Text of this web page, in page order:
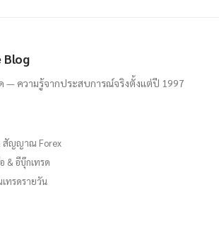
Blog
รด — ความรู้จากประสบการณ์จริงตั้งแต่ปี 1997
สัญญาณ Forex
& อีบุ๊กเทรด
รดรายวัน